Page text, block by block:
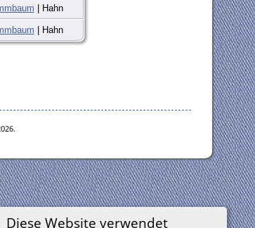
Diese Website verwendet
| Hahn
| Hahn